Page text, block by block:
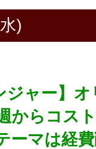
)
ジャー】
からコス
ーマは経